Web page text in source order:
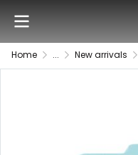
Home ... New arrivals